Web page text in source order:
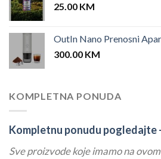
25.00 KM
OutIn Nano Prenosni
300.00 KM
KOMPLETNA PONUDA
Kompletnu ponudu pogledajte
Sve proizvode koje imamo na